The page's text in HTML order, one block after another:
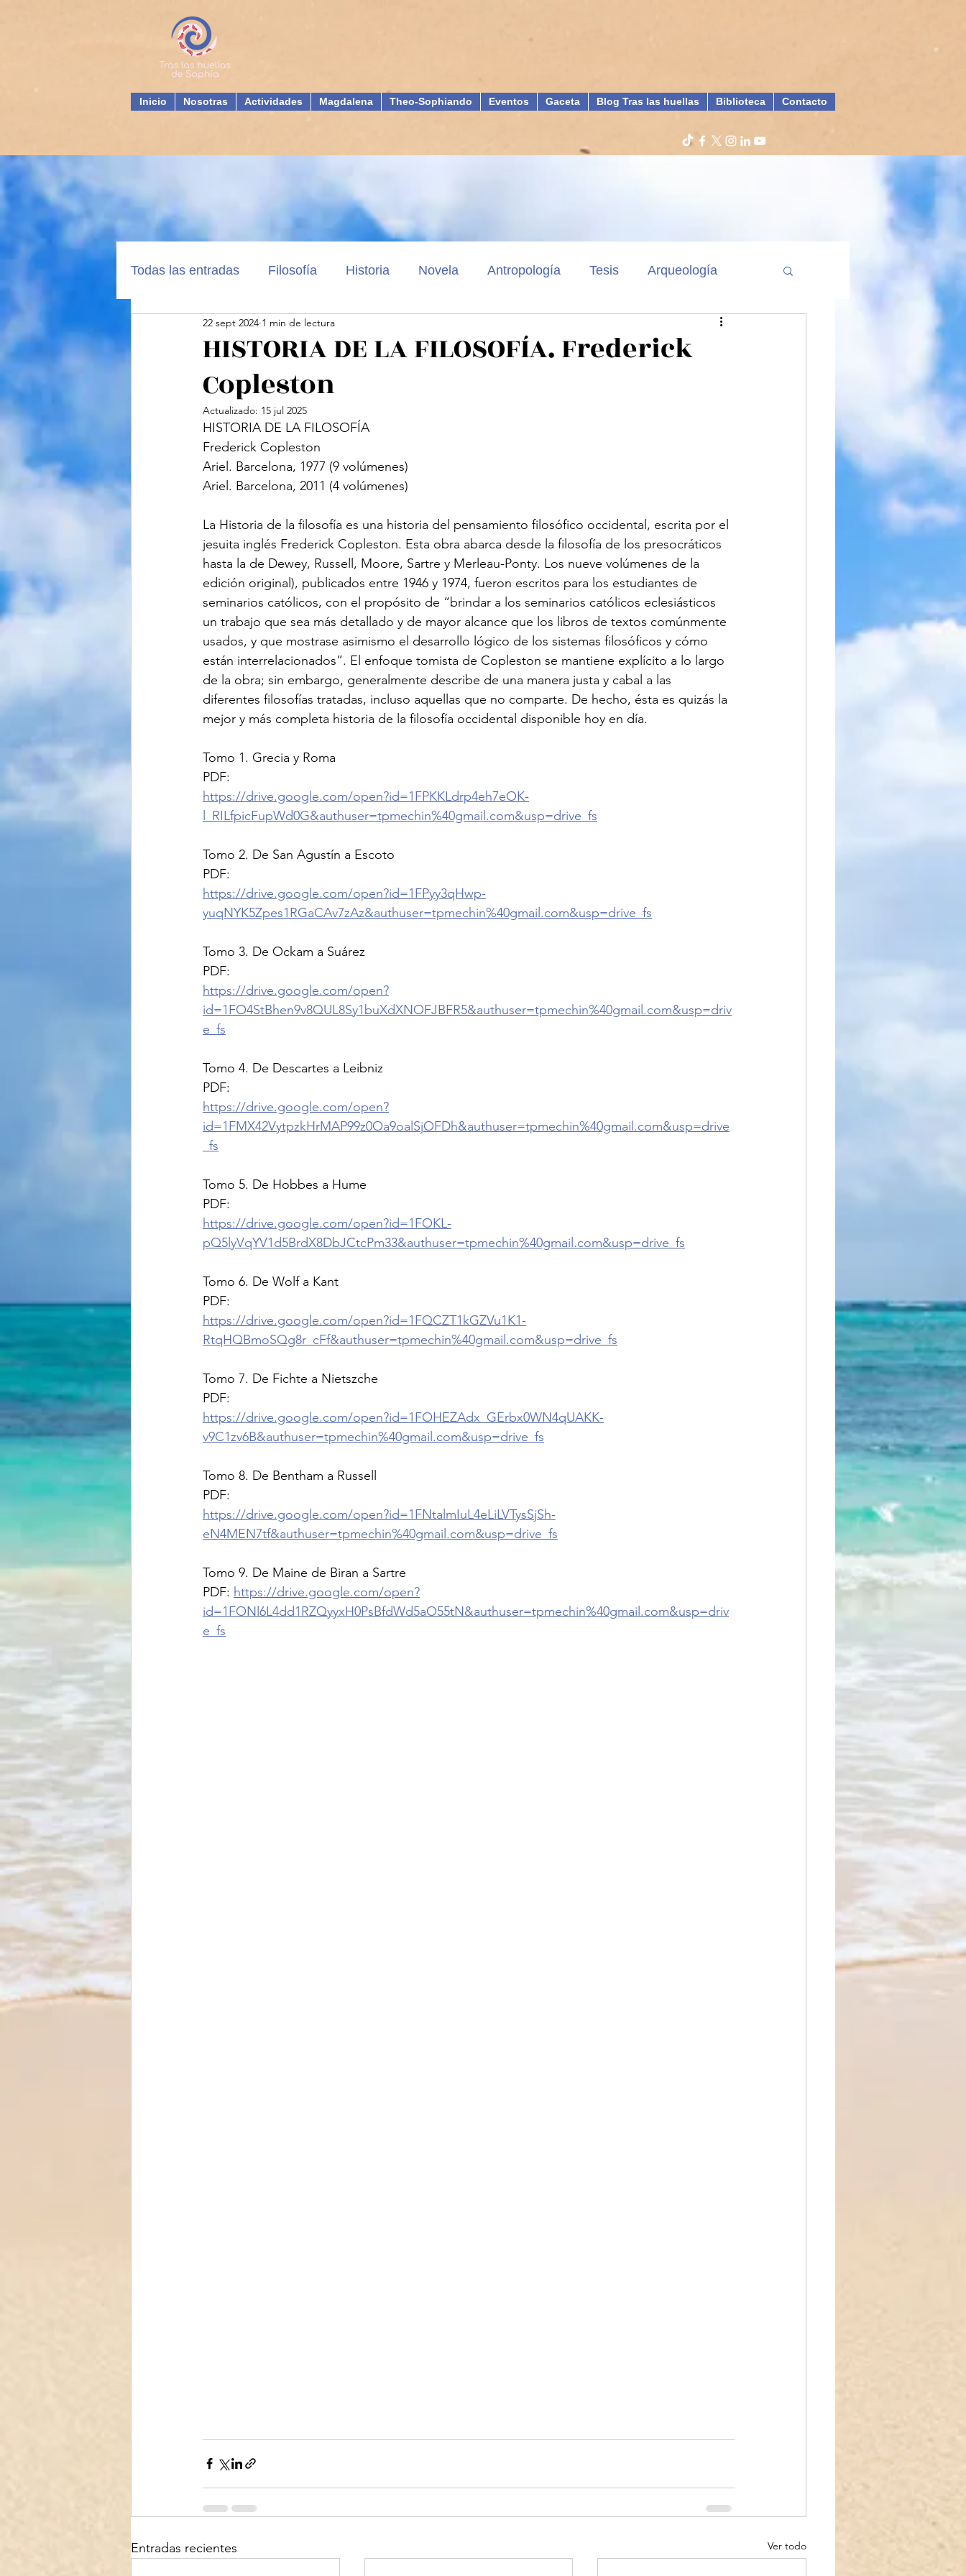
Inicio Nosotras Actividades Magdalena Theo-Sophiando Eventos Gaceta Blog Tras las huellas Biblioteca Contacto
Todas las entradas Filosofía Historia Novela Antropología Tesis Arqueología
Feminismo Teología Feminista
Ciencias Sociales Videos
HISTORIA DE LA FILOSOFÍA. Frederick
Copleston
22 sept 2024 1 min de lectura
Actualizado: 15 jul 2025
HISTORIA DE LA FILOSOFÍA
Frederick Copleston
Ariel. Barcelona, 1977 (9 volúmenes)
Ariel. Barcelona, 2011 (4 volúmenes)
La Historia de la filosofía es una historia del pensamiento filosófico occidental, escrita por el
jesuita inglés Frederick Copleston. Esta obra abarca desde la filosofía de los presocráticos
hasta la de Dewey, Russell, Moore, Sartre y Merleau-Ponty. Los nueve volúmenes de la
edición original), publicados entre 1946 y 1974, fueron escritos para los estudiantes de
seminarios católicos, con el propósito de “brindar a los seminarios católicos eclesiásticos
un trabajo que sea más detallado y de mayor alcance que los libros de textos comúnmente
usados, y que mostrase asimismo el desarrollo lógico de los sistemas filosóficos y cómo
están interrelacionados”. El enfoque tomista de Copleston se mantiene explícito a lo largo
de la obra; sin embargo, generalmente describe de una manera justa y cabal a las
diferentes filosofías tratadas, incluso aquellas que no comparte. De hecho, ésta es quizás la
mejor y más completa historia de la filosofía occidental disponible hoy en día.
Tomo 1. Grecia y Roma
PDF:
https://drive.google.com/open?id=1FPKKLdrp4eh7eOK-
l_RILfpicFupWd0G&authuser=tpmechin%40gmail.com&usp=drive_fs
Tomo 2. De San Agustín a Escoto
PDF:
https://drive.google.com/open?id=1FPyy3qHwp-
yuqNYK5Zpes1RGaCAv7zAz&authuser=tpmechin%40gmail.com&usp=drive_fs
Tomo 3. De Ockam a Suárez
PDF:
https://drive.google.com/open?
id=1FO4StBhen9v8QUL8Sy1buXdXNOFJBFR5&authuser=tpmechin%40gmail.com&usp=driv
e_fs
Tomo 4. De Descartes a Leibniz
PDF:
https://drive.google.com/open?
id=1FMX42VytpzkHrMAP99z0Oa9oalSjOFDh&authuser=tpmechin%40gmail.com&usp=drive
_fs
Tomo 5. De Hobbes a Hume
PDF:
https://drive.google.com/open?id=1FOKL-
pQ5lyVqYV1d5BrdX8DbJCtcPm33&authuser=tpmechin%40gmail.com&usp=drive_fs
Tomo 6. De Wolf a Kant
PDF:
https://drive.google.com/open?id=1FQCZT1kGZVu1K1-
RtqHQBmoSQg8r_cFf&authuser=tpmechin%40gmail.com&usp=drive_fs
Tomo 7. De Fichte a Nietszche
PDF:
https://drive.google.com/open?id=1FOHEZAdx_GErbx0WN4qUAKK-
v9C1zv6B&authuser=tpmechin%40gmail.com&usp=drive_fs
Tomo 8. De Bentham a Russell
PDF:
https://drive.google.com/open?id=1FNtalmIuL4eLiLVTysSjSh-
eN4MEN7tf&authuser=tpmechin%40gmail.com&usp=drive_fs
Tomo 9. De Maine de Biran a Sartre
PDF: https://drive.google.com/open?
id=1FONl6L4dd1RZQyyxH0PsBfdWd5aO55tN&authuser=tpmechin%40gmail.com&usp=driv
e_fs
Entradas recientes Ver todo